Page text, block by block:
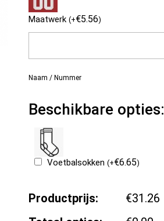
Maatwerk (+€5.56)
Naam / Nummer
Beschikbare opties:
Voetbalsokken (+€6.65)
Productprijs:
€31.26